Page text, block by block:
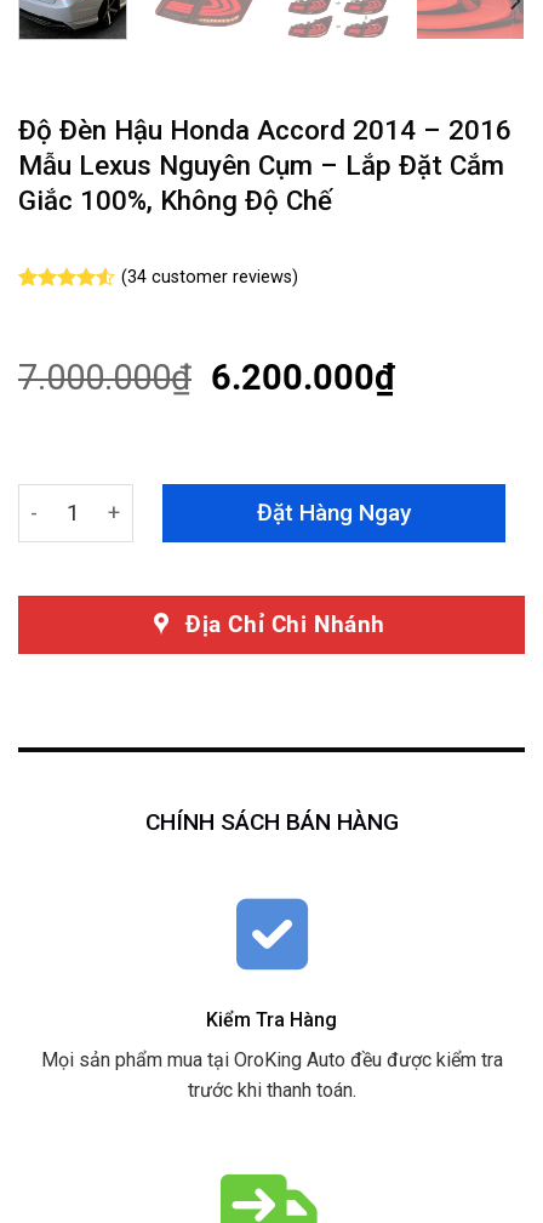
Độ Đèn Hậu Honda Accord 2014 – 2016
Mẫu Lexus Nguyên Cụm – Lắp Đặt Cắm
Giắc 100%, Không Độ Chế
customer
ratings
(34customer reviews)
7.000.000₫ 6.200.000₫
Độ Đèn Hậu Honda Accord 2014 - 2016 Mẫu Lexus
Đặt Hàng Ngay
Địa Chỉ Chi Nhánh
CHÍNH SÁCH BÁN HÀNG
Kiểm Tra Hàng
Mọi sản phẩm mua tại OroKing Auto đều được kiểm tra
trước khi thanh toán.